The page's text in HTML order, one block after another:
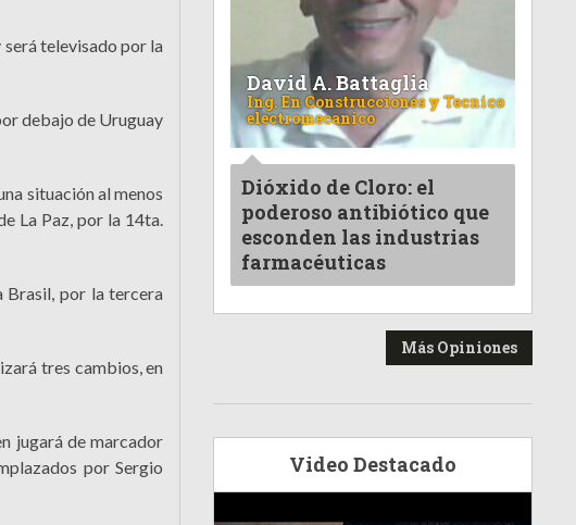
televisado por la
debajo de Uruguay
situación al menos
La Paz, por la 14ta.
Brasil, por la tercera
tres cambios, en
jugará de marcador
por Sergio
David A. Battaglia
Ing. En Construcciones y Tecnico
electromecanico
Dióxido de Cloro: el
poderoso antibiótico que
esconden las industrias
farmacéuticas
Más Opiniones
Video Destacado